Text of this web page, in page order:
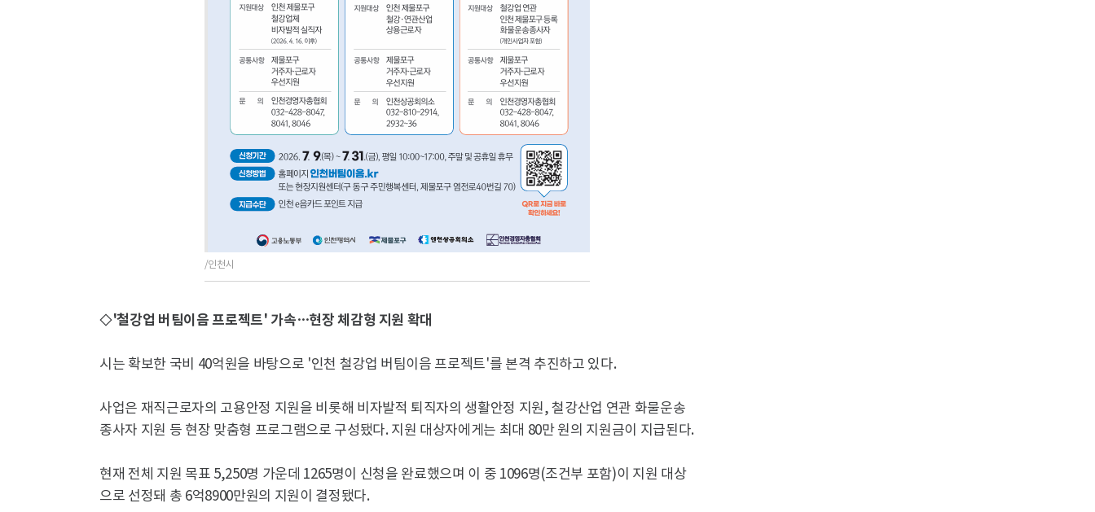
/인천시
◇'철강업 버팀이음 프로젝트' 가속…현장 체감형 지원 확대
시는 확보한 국비 40억원을 바탕으로 '인천 철강업 버팀이음 프로젝트'를 본격 추진하고 있다.
사업은 재직근로자의 고용안정 지원을 비롯해 비자발적 퇴직자의 생활안정 지원, 철강산업 연관 화물운송
종사자 지원 등 현장 맞춤형 프로그램으로 구성됐다. 지원 대상자에게는 최대 80만 원의 지원금이 지급된다.
현재 전체 지원 목표 5,250명 가운데 1265명이 신청을 완료했으며 이 중 1096명(조건부 포함)이 지원 대상
으로 선정돼 총 6억8900만원의 지원이 결정됐다.